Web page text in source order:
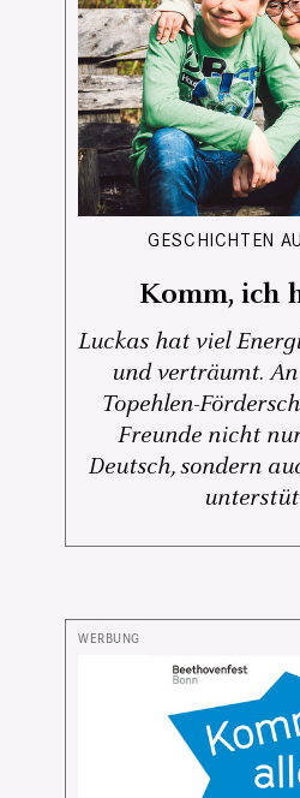
GESCHICHTEN
Komm, ich
Luckas hat viel
und verträumt.
Topehlen-
Freunde nicht
Deutsch, sondern